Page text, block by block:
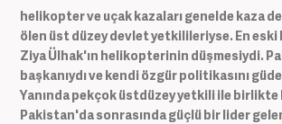
helikopter ve uçak kazaları genelde kaza
ölen üst düzey devlet yetkilileriyse. En eski
Ziya Ülhak'ın helikopterinin düşmesiydi.
başkanıydı ve kendi özgür politikasını
Yanında pekçok üstdüzey yetkili ile birlikte
Pakistan'da sonrasında güçlü bir lider